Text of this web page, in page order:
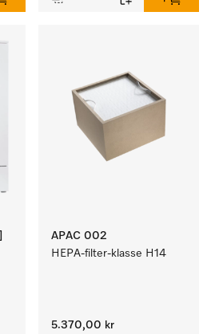
APAC 002
HEPA-filter-klasse H14
5.370,00 kr